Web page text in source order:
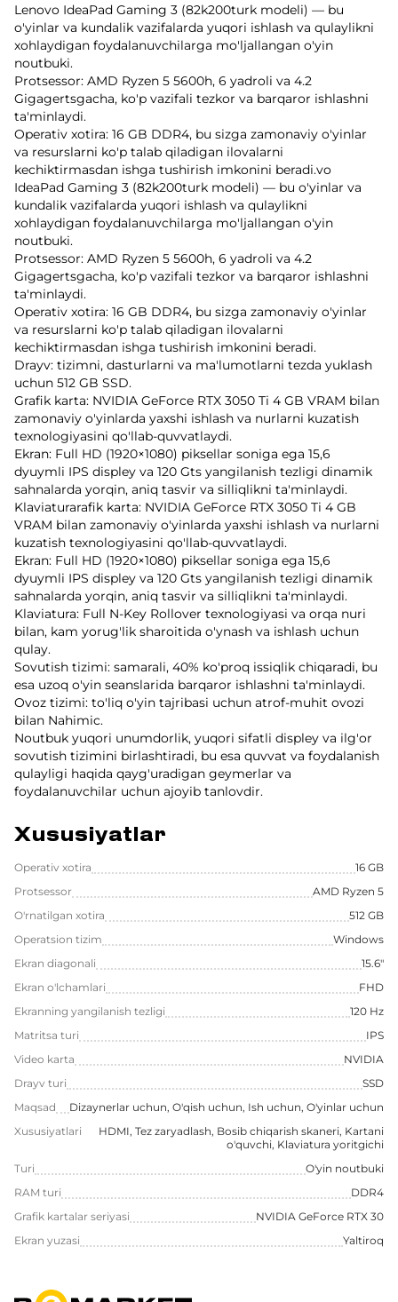
Lenovo IdeaPad Gaming 3 (82k200turk modeli) — bu
o'yinlar va kundalik vazifalarda yuqori ishlash va qulaylikni
xohlaydigan foydalanuvchilarga mo'ljallangan o'yin
noutbuki.
Protsessor: AMD Ryzen 5 5600h, 6 yadroli va 4.2
Gigagertsgacha, ko'p vazifali tezkor va barqaror ishlashni
ta'minlaydi.
Operativ xotira: 16 GB DDR4, bu sizga zamonaviy o'yinlar
va resurslarni ko'p talab qiladigan ilovalarni
kechiktirmasdan ishga tushirish imkonini beradi.vo
IdeaPad Gaming 3 (82k200turk modeli) — bu o'yinlar va
kundalik vazifalarda yuqori ishlash va qulaylikni
xohlaydigan foydalanuvchilarga mo'ljallangan o'yin
noutbuki.
Protsessor: AMD Ryzen 5 5600h, 6 yadroli va 4.2
Gigagertsgacha, ko'p vazifali tezkor va barqaror ishlashni
ta'minlaydi.
Operativ xotira: 16 GB DDR4, bu sizga zamonaviy o'yinlar
va resurslarni ko'p talab qiladigan ilovalarni
kechiktirmasdan ishga tushirish imkonini beradi.
Drayv: tizimni, dasturlarni va ma'lumotlarni tezda yuklash
uchun 512 GB SSD.
Grafik karta: NVIDIA GeForce RTX 3050 Ti 4 GB VRAM bilan
zamonaviy o'yinlarda yaxshi ishlash va nurlarni kuzatish
texnologiyasini qo'llab-quvvatlaydi.
Ekran: Full HD (1920×1080) piksellar soniga ega 15,6
dyuymli IPS displey va 120 Gts yangilanish tezligi dinamik
sahnalarda yorqin, aniq tasvir va silliqlikni ta'minlaydi.
Klaviaturarafik karta: NVIDIA GeForce RTX 3050 Ti 4 GB
VRAM bilan zamonaviy o'yinlarda yaxshi ishlash va nurlarni
kuzatish texnologiyasini qo'llab-quvvatlaydi.
Ekran: Full HD (1920×1080) piksellar soniga ega 15,6
dyuymli IPS displey va 120 Gts yangilanish tezligi dinamik
sahnalarda yorqin, aniq tasvir va silliqlikni ta'minlaydi.
Klaviatura: Full N-Key Rollover texnologiyasi va orqa nuri
bilan, kam yorug'lik sharoitida o'ynash va ishlash uchun
qulay.
Sovutish tizimi: samarali, 40% ko'proq issiqlik chiqaradi, bu
esa uzoq o'yin seanslarida barqaror ishlashni ta'minlaydi.
Ovoz tizimi: to'liq o'yin tajribasi uchun atrof-muhit ovozi
bilan Nahimic.
Noutbuk yuqori unumdorlik, yuqori sifatli displey va ilg'or
sovutish tizimini birlashtiradi, bu esa quvvat va foydalanish
qulayligi haqida qayg'uradigan geymerlar va
foydalanuvchilar uchun ajoyib tanlovdir.
Xususiyatlar
Operativ xotira
16 GB
Protsessor
AMD Ryzen 5
O'rnatilgan xotira
512 GB
Operatsion tizim
Windows
Ekran diagonali
15.6"
Ekran o'lchamlari
FHD
Ekranning yangilanish tezligi
120 Hz
Matritsa turi
IPS
Video karta
NVIDIA
Drayv turi
SSD
Maqsad
Dizaynerlar uchun, O'qish uchun, Ish uchun, O'yinlar uchun
Xususiyatlari
HDMI, Tez zaryadlash, Bosib chiqarish skaneri, Kartani
o'quvchi, Klaviatura yoritgichi
Turi
O'yin noutbuki
RAM turi
DDR4
Grafik kartalar seriyasi
NVIDIA GeForce RTX 30
Ekran yuzasi
Yaltiroq